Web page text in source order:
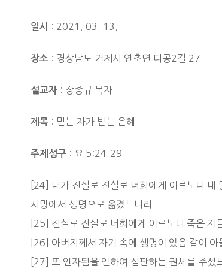
일시 : 2021. 03. 13.
장소 : 경상남도 거제시 연초면 다공2길 27
설교자 : 장종규 목자
제목 : 믿는 자가 받는 은혜
주제성구 : 요 5:24-29
[24] 내가 진실로 진실로 너희에게 이르노니 내
사망에서 생명으로 옮겼느니라
[25] 진실로 진실로 너희에게 이르노니 죽은 자
[26] 아버지께서 자기 속에 생명이 있음 같이
[27] 또 인자됨을 인하여 심판하는 권세를 주셨